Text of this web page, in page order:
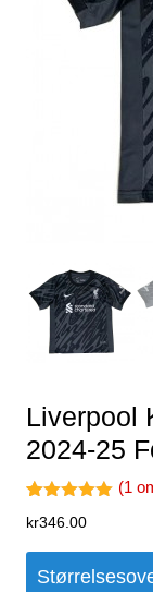
Liverpool
2024-25
5.00av 5
ing
(1
kr346.00